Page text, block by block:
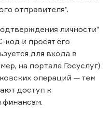
отправителя”.
личности”
и просят его
для входа в
на портале Госуслуг)
операций — тем
доступ к